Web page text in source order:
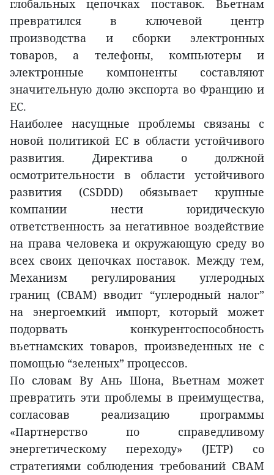
глобальных цепочках поставок. Вьетнам
превратился в ключевой центр
производства и сборки электронных
товаров, а телефоны, компьютеры и
электронные компоненты составляют
значительную долю экспорта во Францию и
ЕС.
Наиболее насущные проблемы связаны с
новой политикой ЕС в области устойчивого
развития. Директива о должной
осмотрительности в области устойчивого
развития (CSDDD) обязывает крупные
компании нести юридическую
ответственность за негативное воздействие
на права человека и окружающую среду во
всех своих цепочках поставок. Между тем,
Механизм регулирования углеродных
границ (CBAM) вводит “углеродный налог”
на энергоемкий импорт, который может
подорвать конкурентоспособность
вьетнамских товаров, произведенных не с
помощью “зеленых” процессов.
По словам Ву Ань Шона, Вьетнам может
превратить эти проблемы в преимущества,
согласовав реализацию программы
«Партнерство по справедливому
энергетическому переходу» (JETP) со
стратегиями соблюдения требований CBAM